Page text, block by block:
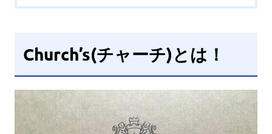
Church’s(チャーチ)とは！